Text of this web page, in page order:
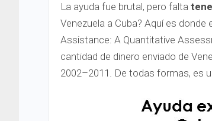
La ayuda fue brutal, pero falta
Venezuela a Cuba? Aquí es
Assistance: A Quantitative
cantidad de dinero enviado de
2002–2011. De todas formas, es